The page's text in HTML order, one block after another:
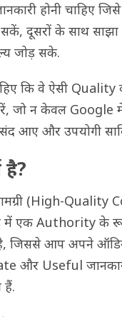
होनी चाहिए
दूसरों के साथ
जोड़ सके.
कि वे ऐसी Quality
जो न केवल Google
आए और उपयोगी
है?
(High-Quality
एक Authority के
जिससे आप अपने
और Useful
हैं.